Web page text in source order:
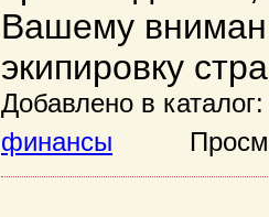
Вашему
экипировку
Добавлено в
финансы